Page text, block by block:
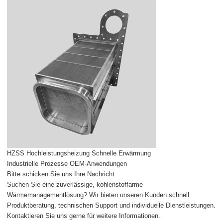
HZSS Hochleistungsheizung Schnelle Erwärmung
Industrielle Prozesse OEM-Anwendungen
Bitte schicken Sie uns Ihre Nachricht
Suchen Sie eine zuverlässige, kohlenstoffarme
Wärmemanagementlösung? Wir bieten unseren Kunden schnell
Produktberatung, technischen Support und individuelle Dienstleistungen.
Kontaktieren Sie uns gerne für weitere Informationen.